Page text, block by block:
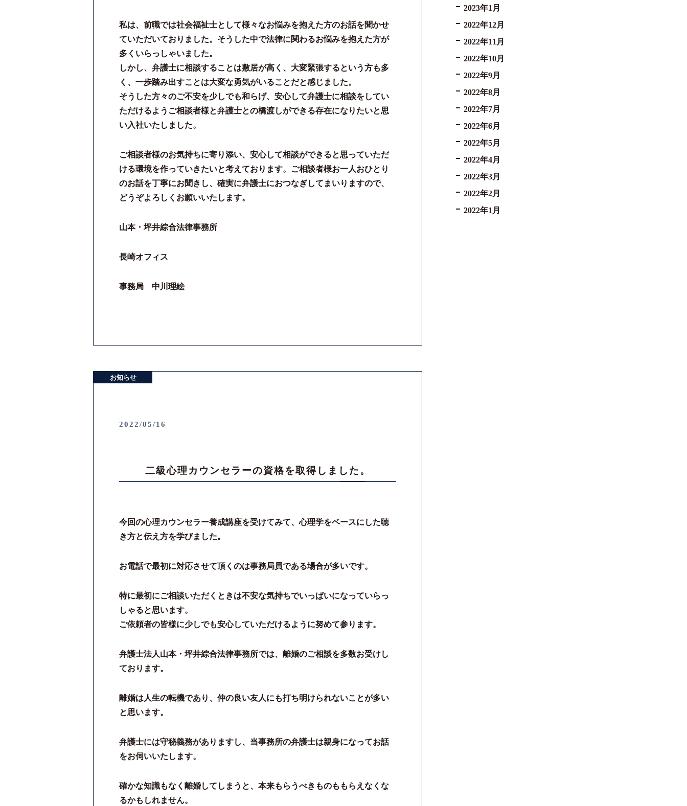
私は、前職では社会福祉士として様々なお悩みを抱えた方のお話を聞かせ
ていただいておりました。そうした中で法律に関わるお悩みを抱えた方が
多くいらっしゃいました。
しかし、弁護士に相談することは敷居が高く、大変緊張するという方も多
く、一歩踏み出すことは大変な勇気がいることだと感じました。
そうした方々のご不安を少しでも和らげ、安心して弁護士に相談をしてい
ただけるようご相談者様と弁護士との橋渡しができる存在になりたいと思
い入社いたしました。
ご相談者様のお気持ちに寄り添い、安心して相談ができると思っていただ
ける環境を作っていきたいと考えております。ご相談者様お一人おひとり
のお話を丁寧にお聞きし、確実に弁護士におつなぎしてまいりますので、
どうぞよろしくお願いいたします。
山本・坪井綜合法律事務所
長崎オフィス
事務局 中川理絵
お知らせ
2022/05/16
二級心理カウンセラーの資格を取得しました。
今回の⼼理カウンセラー養成講座を受けてみて、心理学をベースにした聴
き方と伝え方を学びました。
お電話で最初に対応させて頂くのは事務局員である場合が多いです。
特に最初にご相談いただくときは不安な気持ちでいっぱいになっていらっ
しゃると思います。
ご依頼者の皆様に少しでも安心していただけるように努めて参ります。
弁護士法人山本・坪井綜合法律事務所では、離婚のご相談を多数お受けし
ております。
離婚は人生の転機であり、仲の良い友人にも打ち明けられないことが多い
と思います。
弁護士には守秘義務がありますし、当事務所の弁護士は親身になってお話
をお伺いいたします。
確かな知識もなく離婚してしまうと、本来もらうべきものももらえなくな
るかもしれません。
2023年1月
2022年12月
2022年11月
2022年10月
2022年9月
2022年8月
2022年7月
2022年6月
2022年5月
2022年4月
2022年3月
2022年2月
2022年1月